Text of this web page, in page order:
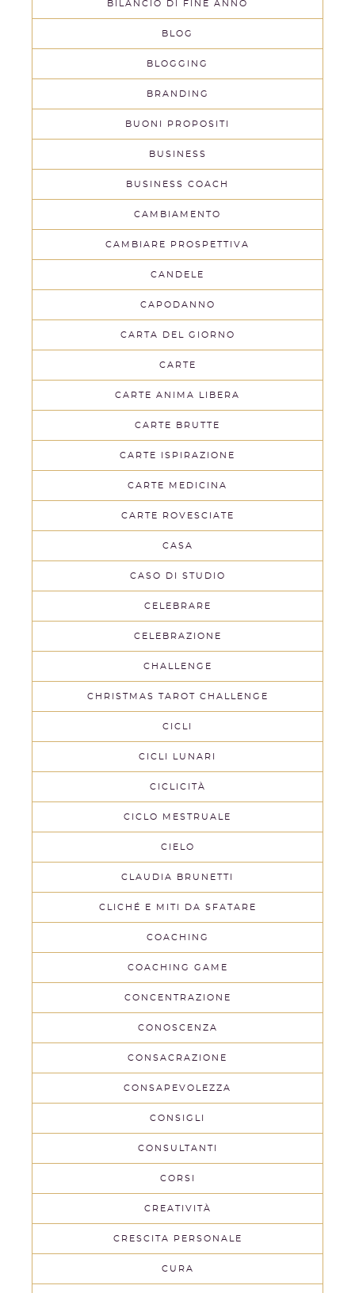
BILANCIO DI FINE ANNO
BLOG
BLOGGING
BRANDING
BUONI PROPOSITI
BUSINESS
BUSINESS COACH
CAMBIAMENTO
CAMBIARE PROSPETTIVA
CANDELE
CAPODANNO
CARTA DEL GIORNO
CARTE
CARTE ANIMA LIBERA
CARTE BRUTTE
CARTE ISPIRAZIONE
CARTE MEDICINA
CARTE ROVESCIATE
CASA
CASO DI STUDIO
CELEBRARE
CELEBRAZIONE
CHALLENGE
CHRISTMAS TAROT CHALLENGE
CICLI
CICLI LUNARI
CICLICITÀ
CICLO MESTRUALE
CIELO
CLAUDIA BRUNETTI
CLICHÉ E MITI DA SFATARE
COACHING
COACHING GAME
CONCENTRAZIONE
CONOSCENZA
CONSACRAZIONE
CONSAPEVOLEZZA
CONSIGLI
CONSULTANTI
CORSI
CREATIVITÀ
CRESCITA PERSONALE
CURA